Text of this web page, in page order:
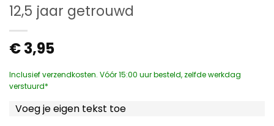
12,5 jaar getrouwd
€3,95
Inclusief verzendkosten. Vóór 15:00 uur besteld, zelfde werkdag
verstuurd*
Voeg je eigen tekst toe